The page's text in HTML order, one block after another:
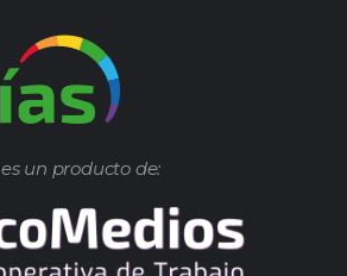
es un producto de: